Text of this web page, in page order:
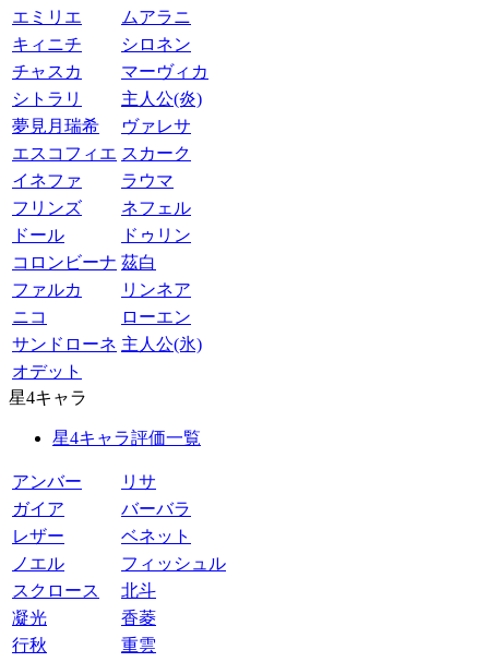
エミリエ
ムアラニ
キィニチ
シロネン
チャスカ
マーヴィカ
シトラリ
主人公(炎)
夢見月瑞希
ヴァレサ
エスコフィエ スカーク
イネファ
ラウマ
フリンズ
ネフェル
ドール
ドゥリン
コロンビーナ 茲白
ファルカ
リンネア
ニコ
ローエン
サンドローネ 主人公(氷)
オデット
星4キャラ
星4キャラ評価一覧
アンバー
リサ
ガイア
バーバラ
レザー
ベネット
ノエル
フィッシュル
スクロース
北斗
凝光
香菱
行秋
重雲